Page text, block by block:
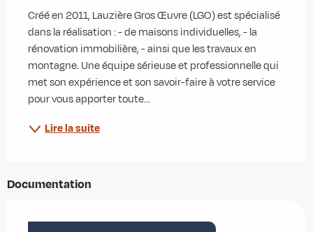
Créé en 2011, Lauzière Gros Œuvre (LGO) est spécialisé
dans la réalisation : - de maisons individuelles, - la
rénovation immobilière, - ainsi que les travaux en
montagne. Une équipe sérieuse et professionnelle qui
met son expérience et son savoir-faire à votre service
pour vous apporter toute...
Lire la suite
Documentation